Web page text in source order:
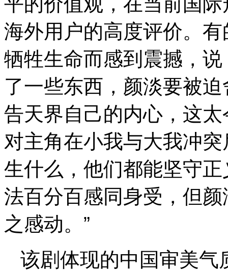
海外用户的高度评价。
牺牲生命而感到震撼，
了一些东西，颜淡要被
告天界自己的内心，这
对主角在小我与大我冲
生什么，他们都能坚守正
法百分百感同身受，但
之感动。”
该剧体现的中国审美气